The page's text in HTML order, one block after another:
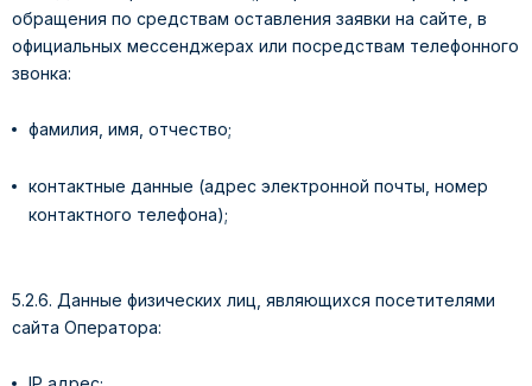
обращения по средствам оставления заявки на сайте, в
официальных мессенджерах или посредствам телефонного
звонка:
фамилия, имя, отчество;
контактные данные (адрес электронной почты, номер
контактного телефона);
5.2.6. Данные физических лиц, являющихся посетителями
сайта Оператора: